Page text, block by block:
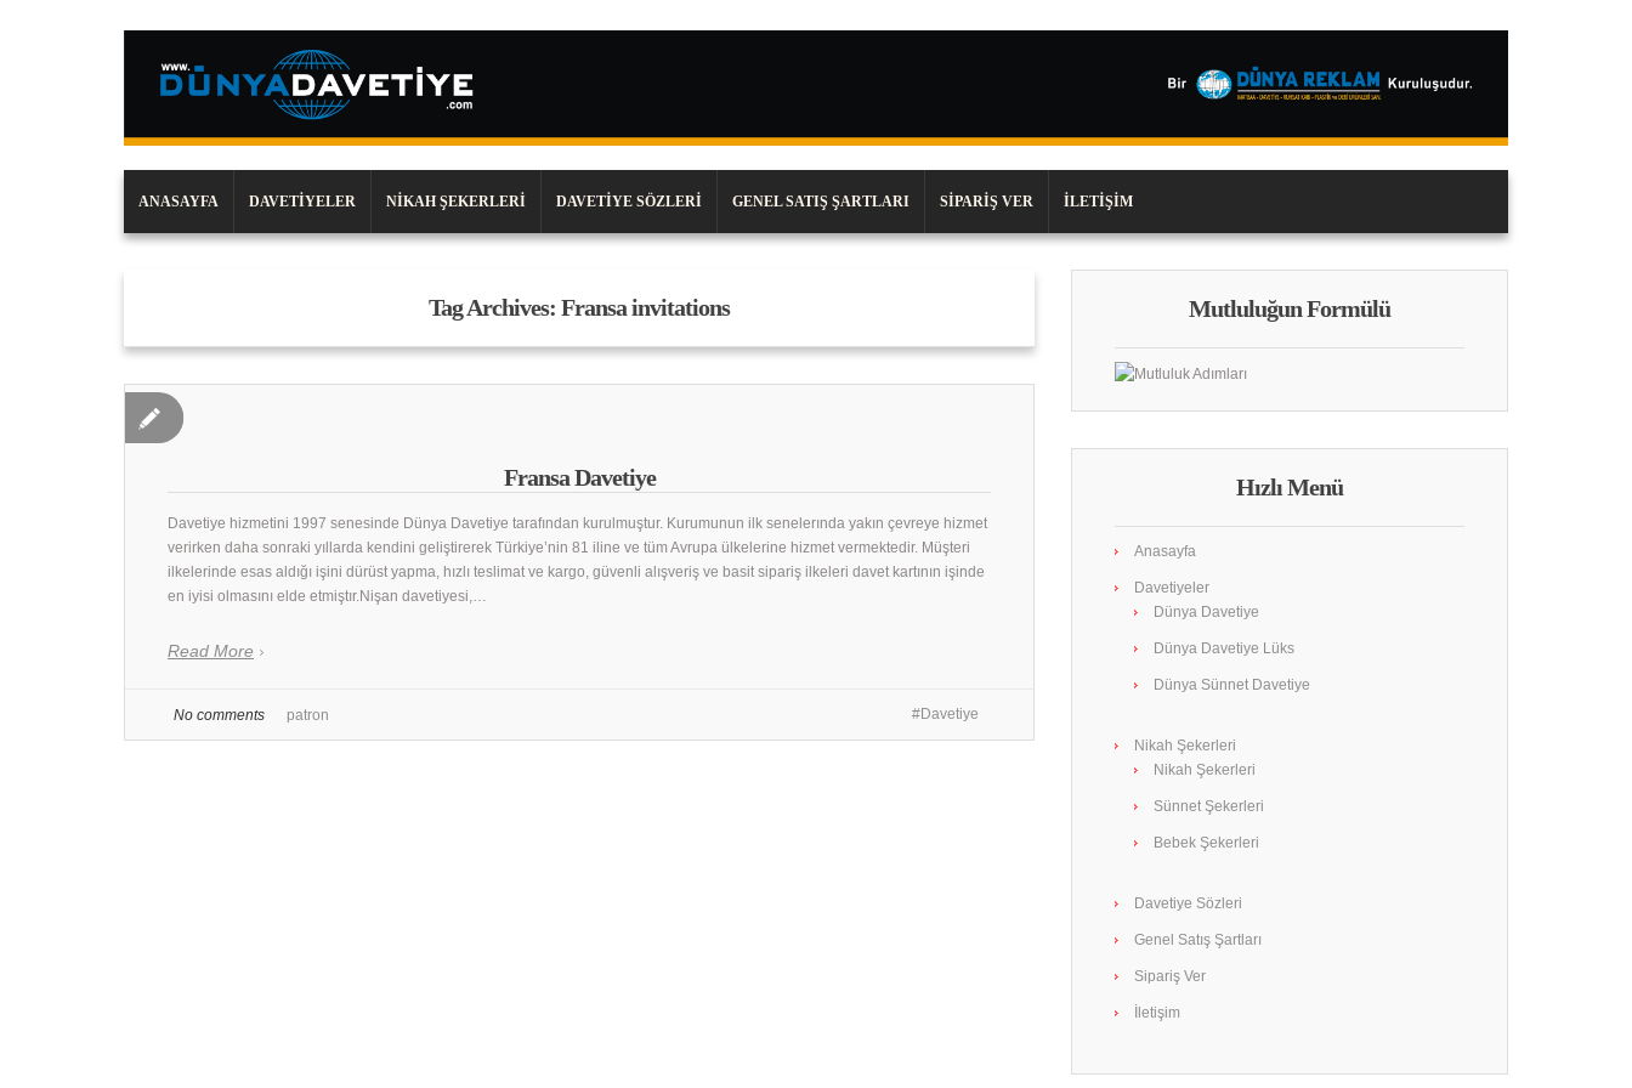
ANASAYFA DAVETIYELER NIKAH ŞEKERLERI DAVETIYE SÖZLERI GENEL SATIŞ ŞARTLARI SIPARIŞ VER İLETIŞIM
Tag Archives: Fransa invitations
Fransa Davetiye
Davetiye hizmetini 1997 senesinde Dünya Davetiye tarafından kurulmuştur. Kurumunun ilk senelerında yakın çevreye hizmet
verirken daha sonraki yıllarda kendini geliştirerek Türkiye’nin 81 iline ve tüm Avrupa ülkelerine hizmet vermektedir. Müşteri
ilkelerinde esas aldığı işini dürüst yapma, hızlı teslimat ve kargo, güvenli alışveriş ve basit sipariş ilkeleri davet kartının işinde
en iyisi olmasını elde etmiştır.Nişan davetiyesi,…
Read More
Davetiye
No comments patron
Mutluluğun Formülü
Hızlı Menü
Anasayfa
Davetiyeler
Dünya Davetiye
Dünya Davetiye Lüks
Dünya Sünnet Davetiye
Nikah Şekerleri
Nikah Şekerleri
Sünnet Şekerleri
Bebek Şekerleri
Davetiye Sözleri
Genel Satış Şartları
Sipariş Ver
İletişim